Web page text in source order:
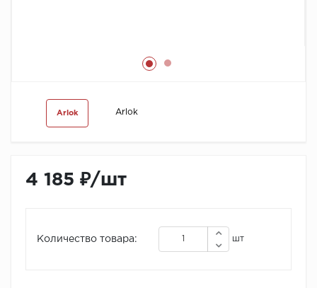
Arlok Arlok
4 185 ₽/шт
Количество товара: шт